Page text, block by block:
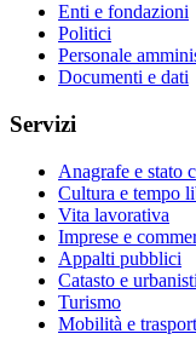
Enti e fondazioni
Politici
Personale
Documenti e dati
Servizi
Anagrafe e stato
Cultura e tempo
Vita lavorativa
Imprese e
Appalti pubblici
Catasto e
Turismo
Mobilità e